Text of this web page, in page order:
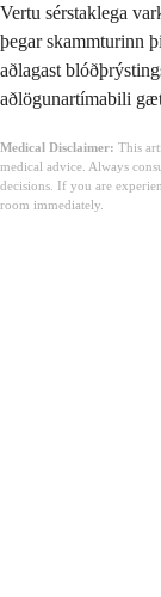
Vertu sérstaklega
þegar skammturinn
aðlagast
aðlögunartímabili
Medical Disclaimer: This
medical advice. Always
decisions. If you are
room immediately.